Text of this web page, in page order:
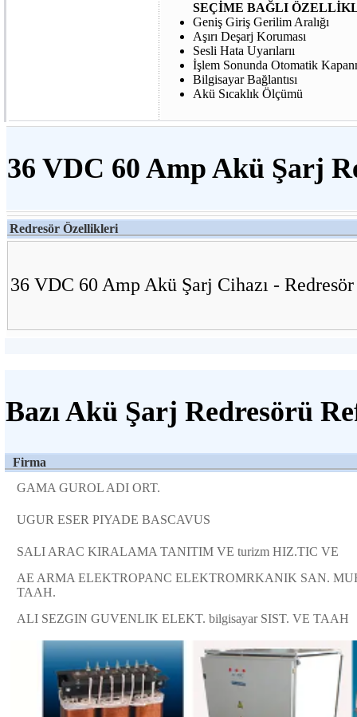
SEÇİME BAĞLI
Geniş Giriş Gerilim Aralığı
Aşırı Deşarj Koruması
Sesli Hata Uyarılarıı
İşlem Sonunda Otomatik
Bilgisayar Bağlantısı
Akü Sıcaklık Ölçümü
36 VDC 60 Amp Akü Şarj
Redresör Özellikleri
36 VDC 60 Amp Akü Şarj Cihazı - Redresör
Bazı Akü Şarj Redresörü
Firma
GAMA GUROL ADI ORT.
UGUR ESER PIYADE BASCAVUS
SALI ARAC KIRALAMA TANITIM VE turizm HIZ.TIC VE
AE ARMA ELEKTROPANC ELEKTROMRKANIK SAN.
TAAH.
ALI SEZGIN GUVENLIK ELEKT. bilgisayar SIST. VE TAAH